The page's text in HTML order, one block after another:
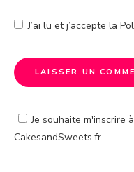
J’ai lu et j’accepte la
Je souhaite m'inscrire
CakesandSweets.fr